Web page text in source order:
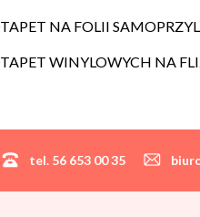
NA FOLII
WINYLOWYCH NA
tel. 56 653 00 35